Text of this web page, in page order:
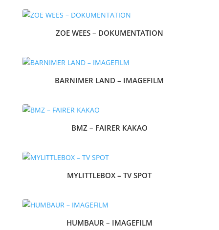
ZOE WEES – DOKUMENTATION
BARNIMER LAND – IMAGEFILM
BMZ – FAIRER KAKAO
MYLITTLEBOX – TV SPOT
HUMBAUR – IMAGEFILM